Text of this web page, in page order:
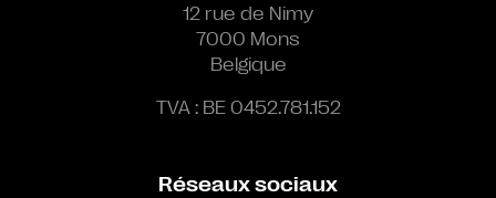
12 rue de Nimy
7000 Mons
Belgique
TVA : BE 0452.781.152
Réseaux sociaux